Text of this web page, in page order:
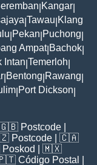
Kangar
Tawau Klang
Pekan Puchong
Ampat| Bachok
Intan Temerloh
Bentong Rawang
Port Dickson
🇬🇧 Postcode
Postcode | 🇨🇦
Poskod
| 🇲🇽
Código Postal